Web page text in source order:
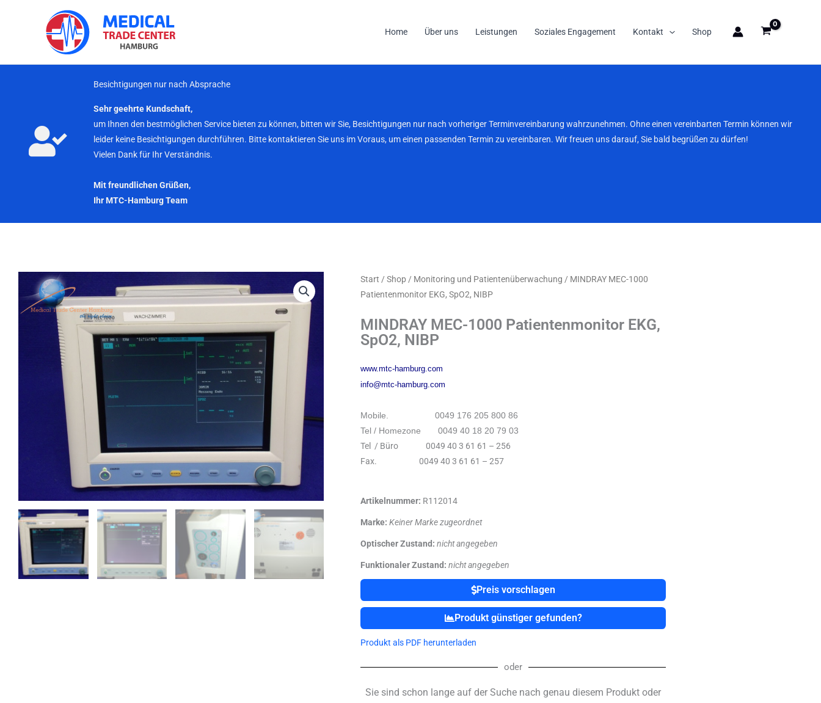
Home Über uns Leistungen Soziales Engagement Kontakt Shop
Besichtigungen nur nach Absprache
Sehr geehrte Kundschaft,
um Ihnen den bestmöglichen Service bieten zu können, bitten wir Sie, Besichtigungen nur nach vorheriger Terminvereinbarung wahrzunehmen. Ohne einen vereinbarten Termin können wir
leider keine Besichtigungen durchführen. Bitte kontaktieren Sie uns im Voraus, um einen passenden Termin zu vereinbaren. Wir freuen uns darauf, Sie bald begrüßen zu dürfen!
Vielen Dank für Ihr Verständnis.
Mit freundlichen Grüßen,
Ihr MTC-Hamburg Team
Start / Shop / Monitoring und Patientenüberwachung / MINDRAY MEC-1000
Patientenmonitor EKG, SpO2, NIBP
MINDRAY MEC-1000 Patientenmonitor EKG,
SpO2, NIBP
www.mtc-hamburg.com
info@mtc-hamburg.com
Mobile. 0049 176 205 800 86
Tel / Homezone 0049 40 18 20 79 03
Tel / Büro 0049 40 3 61 61 – 256
Fax. 0049 40 3 61 61 – 257
Artikelnummer: R112014
Marke: Keiner Marke zugeordnet
Optischer Zustand: nicht angegeben
Funktionaler Zustand: nicht angegeben
Preis vorschlagen
Produkt günstiger gefunden?
Produkt als PDF herunterladen
oder
Sie sind schon lange auf der Suche nach genau diesem Produkt oder